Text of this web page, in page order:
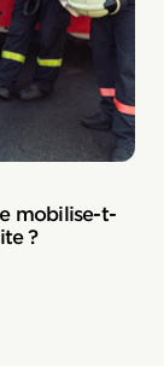
mobilise-t-
?